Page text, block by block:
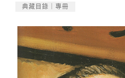
典藏目錄｜專冊